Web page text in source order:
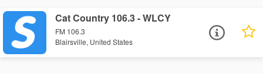
Cat Country 106.3 - WLCY
FM 106.3
Blairsville, United States